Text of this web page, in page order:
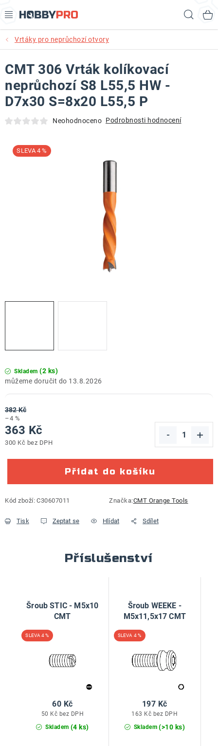
na
AKCE
PRODUKTY
PRODUKTY RECORD POWER
PRODUKTY BENET
KURZY SOUSTRUŽENÍ DŘEVA
Obchodní podmínky
Podmínky ochrany osobních údajů
Vrtáky pro neprůchozí otvory
Skladem (2 ks)
13.8.2026
382 Kč
–4 %
363 Kč
300 Kč bez DPH
Přidat do košíku
Kód zboží: C30607011 Značka:CMT Orange Tools
Tisk Zeptat se Hlídat Sdílet
CMT 306 Vrták kolíkovací
neprůchozí S8 L55,5 HW -
D7x30 S=8x20 L55,5 P
Neohodnoceno Podrobnosti hodnocení
4 %
Příslušenství
Šroub STIC - M5x10
CMT
4 %
Skladem (4 ks)
50 Kč bez DPH
60 Kč
Šroub WEEKE -
M5x11,5x17 CMT
4 %
Skladem (>10 ks)
163 Kč bez DPH
197 Kč